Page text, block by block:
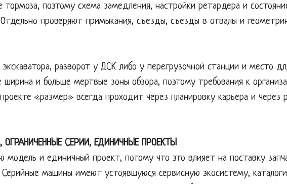
тормоза, поэтому схема замедления, настройки ретардера и
Отдельно проверяют примыкания, съезды, съезды в отвалы и
разворот у ДСК либо у перегрузочной станции и место
и больше мертвые зоны обзора, поэтому требования к
«размер» всегда проходит через планировку карьера и через
СЕРИИ, ЕДИНИЧНЫЕ ПРОЕКТЫ
модель и единичный проект, потому что это влияет на поставку
машины имеют устоявшуюся сервисную экосистему,